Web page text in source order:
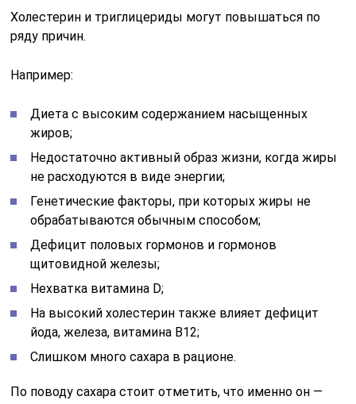
Холестерин и триглицериды могут повышаться по
ряду причин.
Например:
Диета с высоким содержанием насыщенных
жиров;
Недостаточно активный образ жизни, когда жиры
не расходуются в виде энергии;
Генетические факторы, при которых жиры не
обрабатываются обычным способом;
Дефицит половых гормонов и гормонов
щитовидной железы;
Нехватка витамина D;
На высокий холестерин также влияет дефицит
йода, железа, витамина В12;
Слишком много сахара в рационе.
По поводу сахара стоит отметить, что именно он —